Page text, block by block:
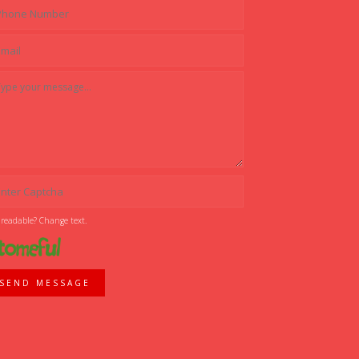
Change text.
SEND MESSAGE